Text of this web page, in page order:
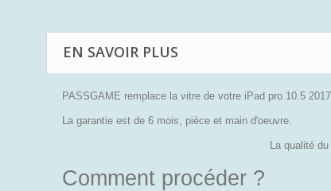
EN SAVOIR PLUS
PASSGAME remplace la vitre de votre iPad pro 10.5
La garantie est de 6 mois, pièce et main d'oeuvre.
La qualité
Comment procéder ?